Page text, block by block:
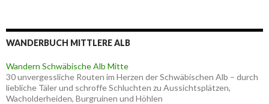
WANDERBUCH MITTLERE ALB
Wandern Schwäbische Alb Mitte
30 unvergessliche Routen im Herzen der Schwäbischen Alb – durch
liebliche Täler und schroffe Schluchten zu Aussichtsplätzen,
Wacholderheiden, Burgruinen und Höhlen